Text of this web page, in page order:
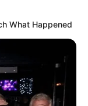
What Happened